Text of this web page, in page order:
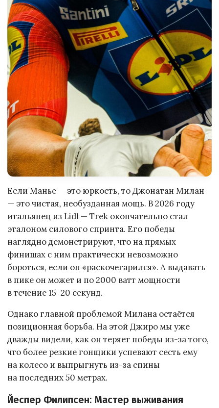
Если Манье — это юркость, то Джонатан Милан
— это чистая, необузданная мощь. В 2026 году
итальянец из Lidl — Trek окончательно стал
эталоном силового спринта. Его победы
наглядно демонстрируют, что на прямых
финишах с ним практически невозможно
бороться, если он «раскочегарился». А выдавать
в пике он может и по 2000 ватт мощности
в течение 15–20 секунд.
Однако главной проблемой Милана остаётся
позиционная борьба. На этой Джиро мы уже
дважды видели, как он теряет победы из-за того,
что более резкие гонщики успевают сесть ему
на колесо и выпрыгнуть из-за спины
на последних 50 метрах.
Йеспер Филипсен: Мастер выживания